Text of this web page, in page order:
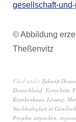
gesellschaft-
© Abbildung
Theßenvitz
Filed underZukunft
Deutschland, Fortschritt,
Krankenhaus, Lösung,
Nachhaltigkeit in
Projekte anpacken,